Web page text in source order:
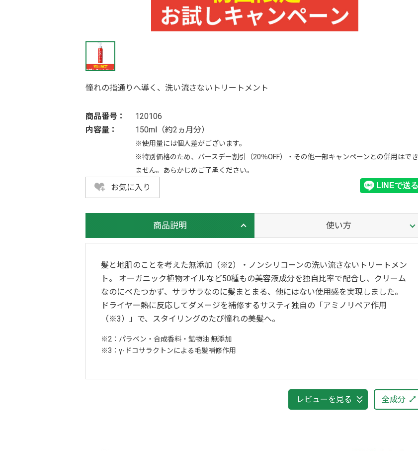
憧れの指通りへ導く、洗い流さないトリートメント
商品番号：
120106
内容量：
150ml（約2ヵ月分）
※使用量には個人差がございます。
※特別価格のため、バースデー割引（20％OFF）・その他一部キャンペーンとの併用はでき
ません。あらかじめご了承ください。
お気に入り
商品説明 使い方
髪と地肌のことを考えた無添加（※2）・ノンシリコーンの洗い流さないトリートメン
ト。 オーガニック植物オイルなど50種もの美容液成分を独自比率で配合し、クリーム
なのにべたつかず、サラサラなのに髪まとまる、他にはない使用感を実現しました。
ドライヤー熱に反応してダメージを補修するサスティ独自の「アミノリペア作用
（※3）」で、スタイリングのたび憧れの美髪へ。
2：パラベン・合成香料・鉱物油 無添加
3：γ-ドコサラクトンによる毛髪補修作用
レビューを見る 全成分